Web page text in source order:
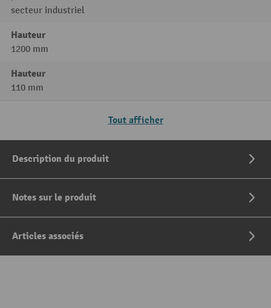
secteur industriel
Hauteur
1200 mm
Hauteur
110 mm
Tout afficher
Description du produit
Notes sur le produit
Articles associés